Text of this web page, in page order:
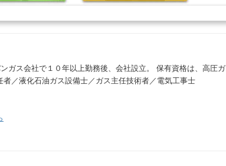
ガス会社で１０年以上勤務後、会社設立。 保有資格は、高圧ガ
／液化石油ガス設備士／ガス主任技術者／電気工事士